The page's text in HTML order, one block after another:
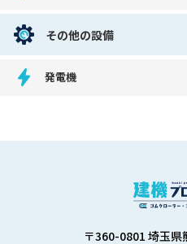
その他の設備
発電機
〒360-0801 埼玉